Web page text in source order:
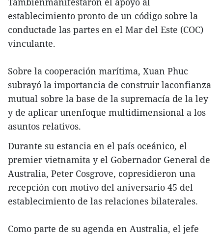
establecimiento pronto de un código sobre la
conductade las partes en el Mar del Este (COC)
vinculante.
Sobre la cooperación marítima, Xuan Phuc
subrayó la importancia de construir laconfianza
mutual sobre la base de la supremacía de la ley
y de aplicar unenfoque multidimensional a los
asuntos relativos.
Durante su estancia en el país oceánico, el
premier vietnamita y el Gobernador General de
Australia, Peter Cosgrove, copresidieron una
recepción con motivo del aniversario 45 del
establecimiento de las relaciones bilaterales.
Como parte de su agenda en Australia, el jefe